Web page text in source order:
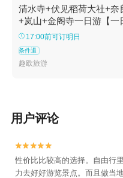
+八坂神社+三年坂二年坂+
+嵯峨野+大阪和平馆+花见
Taihoan+源氏物语博物馆+
地玩乐+奈良本地玩乐+大
野-已下线+大阪精选一日游
清水寺+伏见稻荷大社+奈
+岚山+金阁寺一日游【一
景点~可选4-13人小团套餐
17:00前可订明日
条件退
趣欧旅游
用户评论


性价比比较高的选择。自由行
力去好好游览景点。而且做当